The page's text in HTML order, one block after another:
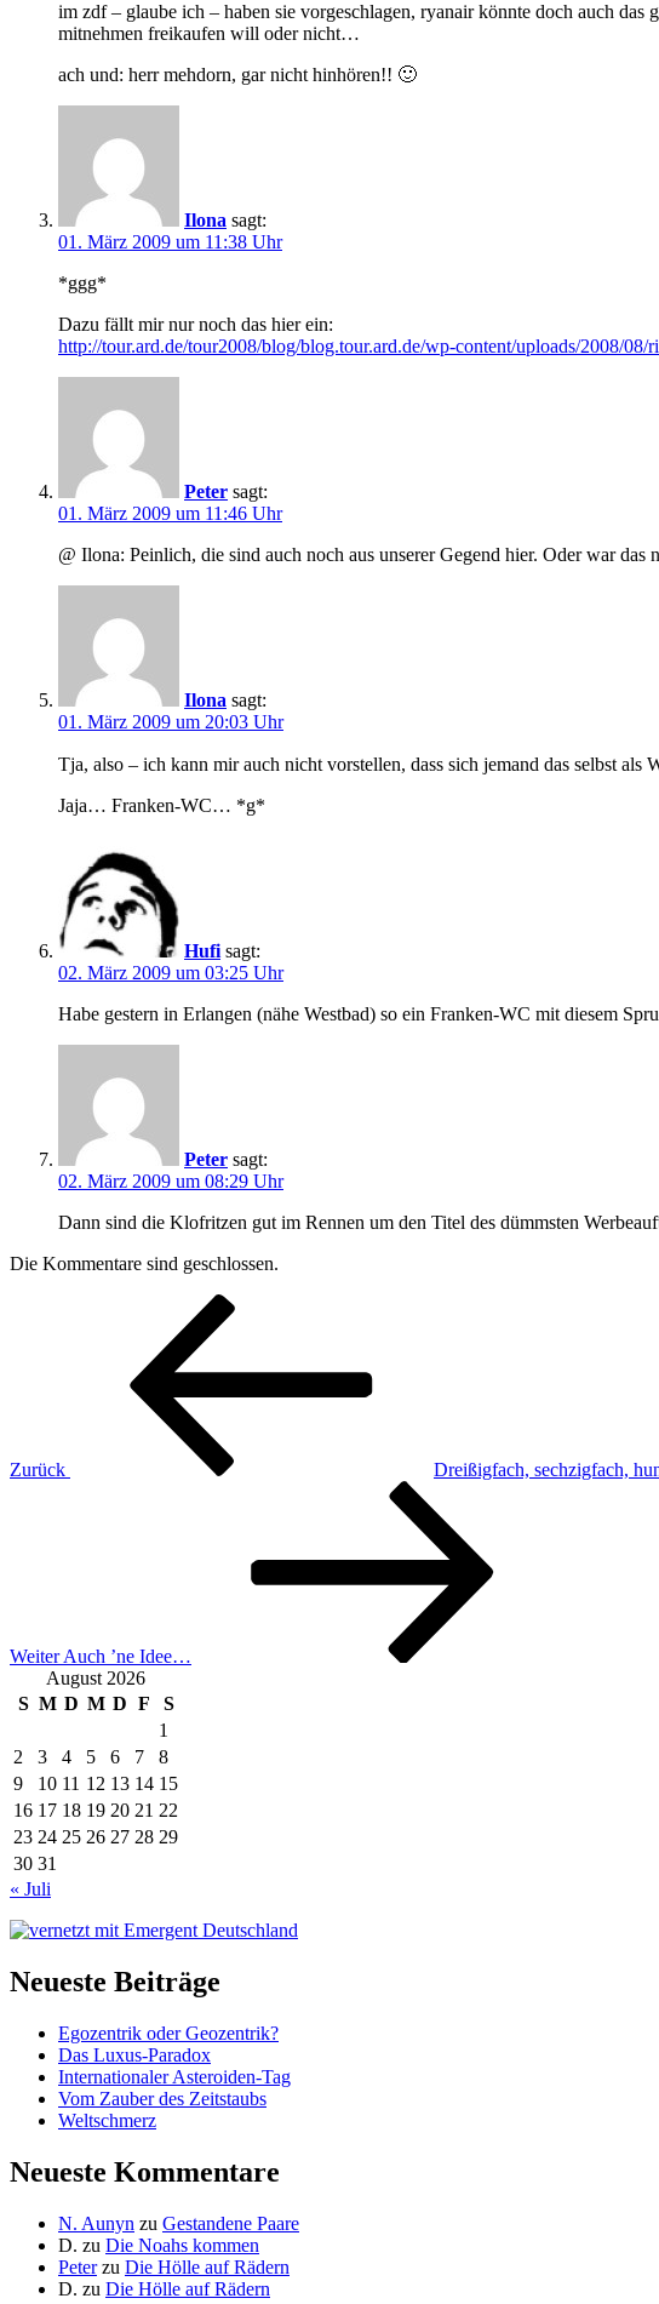
im zdf – glaube ich – haben sie vorgeschlagen, ryanair könnte doch auch
mitnehmen freikaufen will oder nicht…
ach und: herr mehdorn, gar nicht hinhören!! 🙂
Ilona sagt:
01. März 2009 um 11:38 Uhr
*ggg*
Dazu fällt mir nur noch das hier ein:
http://tour.ard.de/tour2008/blog/blog.tour.ard.de/wp-content/uploads/2008/08/
Peter sagt:
01. März 2009 um 11:46 Uhr
@ Ilona: Peinlich, die sind auch noch aus unserer Gegend hier. Oder war
Ilona sagt:
01. März 2009 um 20:03 Uhr
Tja, also – ich kann mir auch nicht vorstellen, dass sich jemand das selbst
Jaja… Franken-WC… *g*
Hufi sagt:
02. März 2009 um 03:25 Uhr
Habe gestern in Erlangen (nähe Westbad) so ein Franken-WC mit diesem
Peter sagt:
02. März 2009 um 08:29 Uhr
Dann sind die Klofritzen gut im Rennen um den Titel des dümmsten
Die Kommentare sind geschlossen.
Beitragsnavigation
Zurück
Dreißigfach, sechzigfach,
Weiter Auch ’ne Idee…
August 2026
S M D M D F
S
1
2
3 4 5 6 7
8
9
10 11 12 13 14 15
16 17 18 19 20 21 22
23 24 25 26 27 28 29
30 31
« Juli
Neueste Beiträge
Egozentrik oder Geozentrik?
Das Luxus-Paradox
Internationaler Asteroiden-Tag
Vom Zauber des Zeitstaubs
Weltschmerz
Neueste Kommentare
N. Aunyn zu Gestandene Paare
D. zu Die Noahs kommen
Peterzu Die Hölle auf Rädern
D. zu Die Hölle auf Rädern